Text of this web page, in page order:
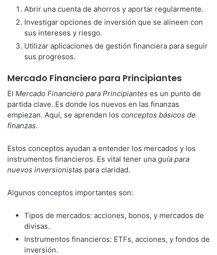
Abrir una cuenta de ahorros y aportar regularmente.
Investigar opciones de inversión que se alineen con
sus intereses y riesgo.
Utilizar aplicaciones de gestión financiera para seguir
sus progresos.
Mercado Financiero para Principiantes
El Mercado Financiero para Principiantes es un punto de
partida clave. Es donde los nuevos en las finanzas
empiezan. Aquí, se aprenden los conceptos básicos de
finanzas.
Estos conceptos ayudan a entender los mercados y los
instrumentos financieros. Es vital tener una guía para
nuevos inversionistas para claridad.
Algunos conceptos importantes son:
Tipos de mercados: acciones, bonos, y mercados de
divisas.
Instrumentos financieros: ETFs, acciones, y fondos de
inversión.